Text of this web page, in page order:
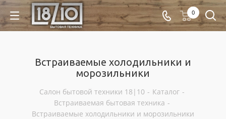
0
Встраиваемые холодильники и
морозильники
Салон бытовой техники 18|10 - Каталог -
Встраиваемая бытовая техника -
Встраиваемые холодильники и морозильники